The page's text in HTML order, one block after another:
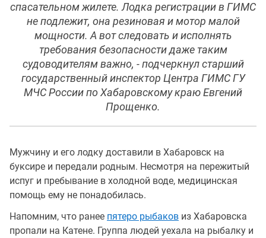
спасательном жилете. Лодка регистрации в ГИМС
не подлежит, она резиновая и мотор малой
мощности. А вот следовать и исполнять
требования безопасности даже таким
судоводителям важно, - подчеркнул старший
государственный инспектор Центра ГИМС ГУ
МЧС России по Хабаровскому краю Евгений
Прощенко.
Мужчину и его лодку доставили в Хабаровск на
буксире и передали родным. Несмотря на пережитый
испуг и пребывание в холодной воде, медицинская
помощь ему не понадобилась.
Напомним, что ранее пятеро рыбаков из Хабаровска
пропали на Катене. Группа людей уехала на рыбалку и